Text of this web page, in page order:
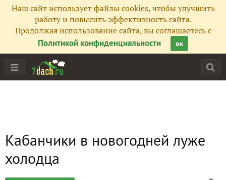
Наш сайт использует файлы cookies, чтобы улучшить
работу и повысить эффективность сайта.
Продолжая использование сайта, вы соглашаетесь с
Политикой конфиденциальности
ок
Кабанчики в новогодней луже
холодца